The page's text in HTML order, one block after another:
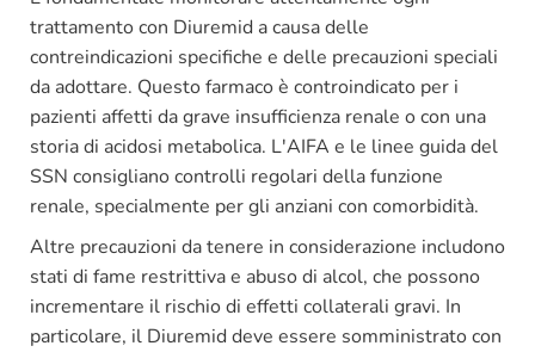
trattamento con Diuremid a causa delle
contreindicazioni specifiche e delle precauzioni speciali
da adottare. Questo farmaco è controindicato per i
pazienti affetti da grave insufficienza renale o con una
storia di acidosi metabolica. L'AIFA e le linee guida del
SSN consigliano controlli regolari della funzione
renale, specialmente per gli anziani con comorbidità.
Altre precauzioni da tenere in considerazione includono
stati di fame restrittiva e abuso di alcol, che possono
incrementare il rischio di effetti collaterali gravi. In
particolare, il Diuremid deve essere somministrato con